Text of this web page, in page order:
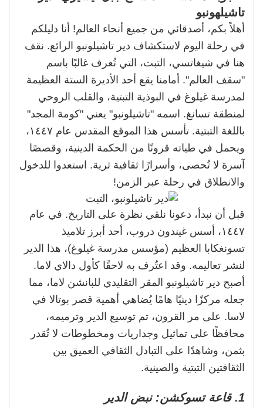
ومحترمة إلى ثقافة البوذية التبتية.
تجربة أصيلة وغامرة: انغمس في الحياة الرهبانية،
وتذوق شاي الزبدة المحلي، والتقط مناظر
بانورامية من جدار ثانكا - كل ذلك تم إعداده
باحترام وبصيرة.
سافر بشكل أعمق، دون أي متاعب. اسمح لـ HuaTu
بصياغة لقاءك الروحي التبتي المثالي.
📩 راسلنا عبر الرسائل الخاصة لتخصيص جولتك
الخاصة. اكتشف جوهر جبال الهيمالايا.
تاشيلهونبو
أهلاً بكم، أصدقائي من جميع أنحاء العالم! أنا دليلكم
في رحلة اليوم لاستكشاف دير تاشيلونبو الرائع. نقف
هنا في شيغاتسي، التبت، التي تُعرف غالبًا باسم
"سقف العالم". أمامنا يقع أحد الأديرة الستة العظيمة
لمدرسة غيلوغ في البوذية التبتية، والقلب الروحي
لمنطقة تسانغ. اسمه "تاشيلونبو" يعني "كومة المجد"
باللغة التبتية. تأسس هذا الموقع المقدس عام ١٤٤٧،
ويحمل في طياته قرونًا من الحكمة الدينية، وقصصًا
آسرة لا تُحصى، وأسرارًا ثقافية ثرية. استعدوا للدخول
والانطلاق في رحلة عبر الزمن!
قبل أن نبدأ، دعونا نلقي نظرة على التاريخ. في عام
١٤٤٧، أسس غيندون دروب، أحد أبرز تلاميذ
تسونغكابا العظيم (مؤسس مدرسة غيلوغ)، هذا الدير
لنشر تعاليمه. وقد اعتُرف به لاحقًا كأول دالاي لاما.
أصبح دير تاشيلونبو المقر التقليدي للبانشن لاما، مما
جعله مركزًا دينيًا هامًا يُضاهي أهمية قصر بوتالا في
لاسا. على مر القرون، تم توسيع الدير وترميمه،
محافظًا على تماثيل وجداريات ومخطوطات لا تُقدر
بثمن، وشاهدًا على التبادل الثقافي العميق بين
الثقافتين التبتية والصينية.
1. قاعة تسوكشن: نبض الدير